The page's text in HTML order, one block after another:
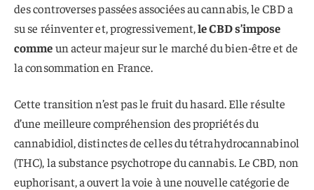
des controverses passées associées au cannabis, le CBD a
su se réinventer et, progressivement,le CBD s’impose
commeun acteur majeur sur le marché du bien-être et de
la consommation en France.
Cette transition n’est pas le fruit du hasard. Elle résulte
d’une meilleure compréhension des propriétés du
cannabidiol, distinctes de celles du tétrahydrocannabinol
(THC), la substance psychotrope du cannabis. Le CBD, non
euphorisant, a ouvert la voie à une nouvelle catégorie de